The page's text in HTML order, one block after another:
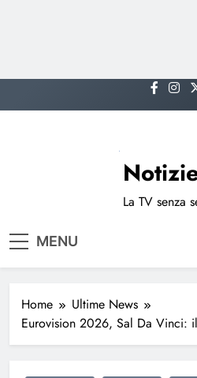
to
La TV senza
MENU
Home
Ultime News
Eurovision 2026, Sal Da Vinci: